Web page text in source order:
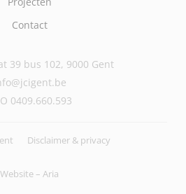
Contact
39 bus 102, 9000 Gent
0409.660.593
Disclaimer & privacy
Website – Aria